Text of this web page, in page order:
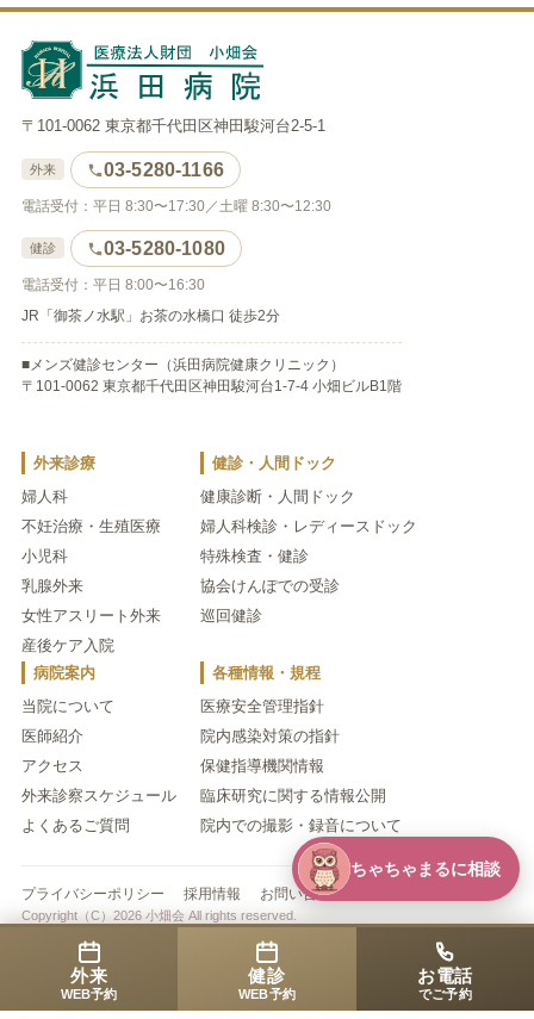
〒101-0062 東京都千代田区神田駿河台2-5-1
外来 03-5280-1166
電話受付：平日 8:30〜17:30／土曜 8:30〜12:30
健診 03-5280-1080
電話受付：平日 8:00〜16:30
JR「御茶ノ水駅」お茶の水橋口 徒歩2分
■メンズ健診センター（浜田病院健康クリニック）
〒101-0062 東京都千代田区神田駿河台1-7-4 小畑ビルB1階
外来診療
婦人科
不妊治療・生殖医療
小児科
乳腺外来
女性アスリート外来
産後ケア入院
健診・人間ドック
健康診断・人間ドック
婦人科検診・レディースドック
特殊検査・健診
協会けんぽでの受診
巡回健診
病院案内
当院について
医師紹介
アクセス
外来診察スケジュール
よくあるご質問
各種情報・規程
医療安全管理指針
院内感染対策の指針
保健指導機関情報
臨床研究に関する情報公開
院内での撮影・録音について
プライバシーポリシー 採用情報 お問い合わせ
Copyright（C）2026 小畑会 All rights reserved.
外来
WEB予約
健診
WEB予約
お電話
でご予約
ちゃちゃまるに相談